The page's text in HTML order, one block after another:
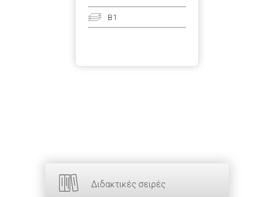
Διδακτικές σειρές
B1